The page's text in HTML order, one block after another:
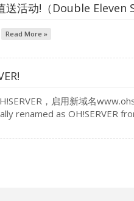
送活动!（Double
Read More »
，启用新域名
renamed as OH!SERVER